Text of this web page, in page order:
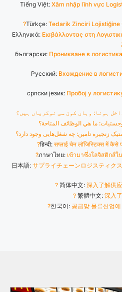
Tiếng Việt: Xâm nhập lĩnh vực
Türkçe: Tedarik Zinciri Lojistiğine
Ελληνικά: Εισβάλλοντας στη
български: Проникване в
Русский: Вхождение в
српски језик: Пробој у
ہونا: وہاں کون سی نوکریاں ہیں؟
ما هي الوظائف المتاحة؟
زنجیره تامین: چه شغل‌هایی وجود دارد؟
हिन्दी: सप्लाई चेन लॉजिस्टिक्स में कैसे
ภาษาไทย: เข้ามาซึ่งโลจิสติกส์ใ
日本語: サプライチェーンロジスティク
简体中文: 深入了解供
繁體中文: 深入
한국어: 공급망 물류산업에